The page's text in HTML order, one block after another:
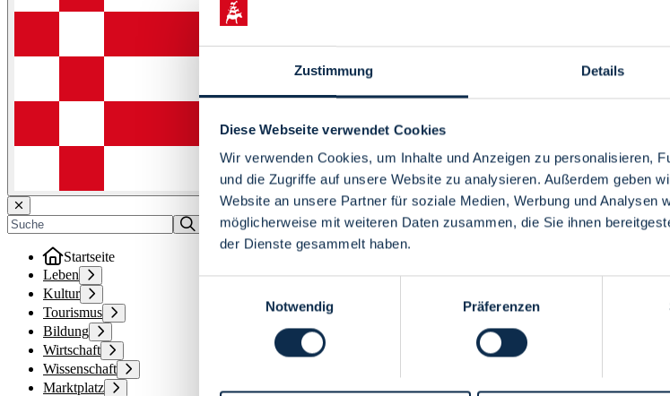
Zustimmung Details
Diese Webseite verwendet Cookies
Wir verwenden Cookies, um Inhalte und Anzeigen zu personalisieren,
und die Zugriffe auf unsere Website zu analysieren. Außerdem geben
Website an unsere Partner für soziale Medien, Werbung und Analysen
möglicherweise mit weiteren Daten zusammen, die Sie ihnen
der Dienste gesammelt haben.
Notwendig
Präferenzen
Menü
Startseite
Leben
Kultur
Tourismus
Bildung
Wirtschaft
Wissenschaft
Marktplatz